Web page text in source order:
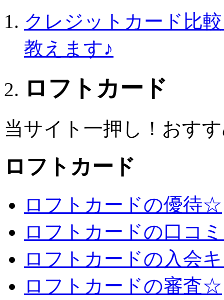
クレジットカード比
教えます♪
ロフトカード
当サイト一押し！おす
ロフトカード
ロフトカードの優待☆
ロフトカードの口コ
ロフトカードの入会
ロフトカードの審査☆